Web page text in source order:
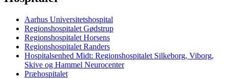
Aarhus Universitetshospital
Regionshospitalet Gødstrup
Regionshospitalet Horsens
Regionshospitalet Randers
Hospitalsenhed Midt: Regionshospitalet Silkeborg, Viborg,
Skive og Hammel Neurocenter
Præhospitalet